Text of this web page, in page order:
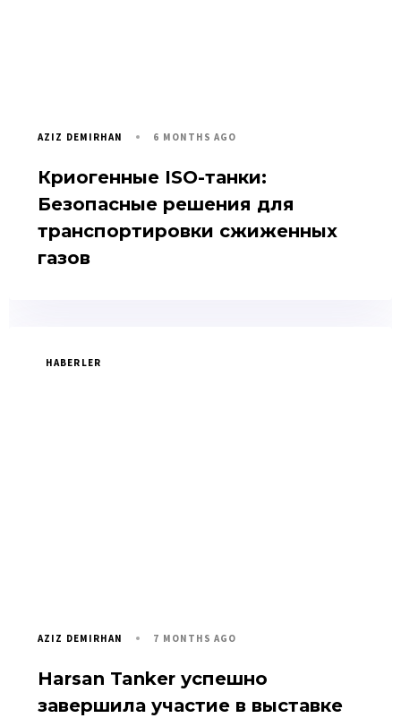
AZIZ DEMIRHAN 6 MONTHS AGO
Криогенные ISO-танки:
Безопасные решения для
транспортировки сжиженных
газов
HABERLER
AZIZ DEMIRHAN 7 MONTHS AGO
Harsan Tanker успешно
завершила участие в выставке